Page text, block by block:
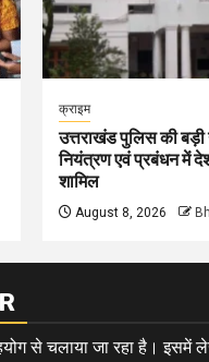
क्राइम
उत्तराखंड पुलिस की
नियंत्रण एवं प्रबंधन में
शामिल
August 8, 2026
से चलाया जा रहा है। इसमें